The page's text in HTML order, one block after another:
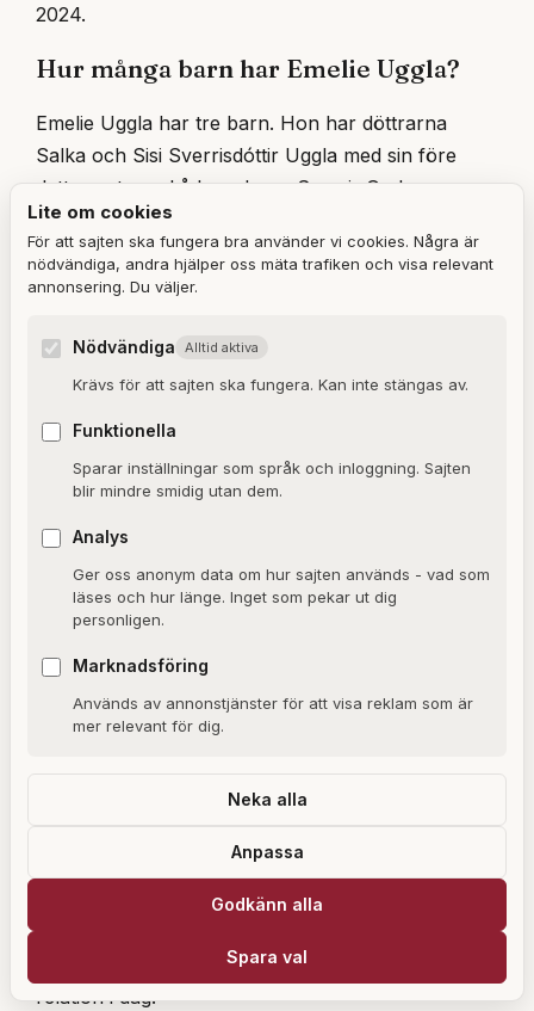
2024.
Hur många barn har Emelie Uggla?
Emelie Uggla har tre barn. Hon har döttrarna
Salka och Sisi Sverrisdóttir Uggla med sin före
detta partner skådespelaren Sverrir Gudnason.
Med fästmannen Nisse Hallberg har hon sonen
Romeo Hallberg som föddes i oktober 2024.
Vad heter Emelie Ugglas bok?
Emelie Ugglas debutroman heter Violet Night och
gavs ut hos Mondial förlag i september 2025.
Boken är en skönlitterär roman med
självbiografiska inslag som skildrar två flickors
uppväxt i 90-talets Stockholm.
Vad arbetar Emelie Uggla med?
Emelie Uggla är verksam som författare,
dramaturg och manusförfattare. Hon har tidigare
arbetat med radiodrama, kortfilm och sceniska
projekt. Med debutromanen Violet Night har hon
nu också etablerat sig som skönlitterär författare.
isländsk-svenska skådespelaren Sverrir
Gudnason, känd från filmer som Borg, Gentlemen,
mina brev. Paret separerade men har en god
relation i dag.
Lite om cookies
För att sajten ska fungera bra använder vi cookies. Några är
nödvändiga, andra hjälper oss mäta trafiken och visa relevant
annonsering. Du väljer.
Nödvändiga Alltid aktiva
Krävs för att sajten ska fungera. Kan inte stängas av.
Funktionella
Sparar inställningar som språk och inloggning. Sajten
blir mindre smidig utan dem.
Analys
Ger oss anonym data om hur sajten används - vad som
läses och hur länge. Inget som pekar ut dig
personligen.
Marknadsföring
Används av annonstjänster för att visa reklam som är
mer relevant för dig.
Neka alla
Anpassa
Godkänn alla
Spara val